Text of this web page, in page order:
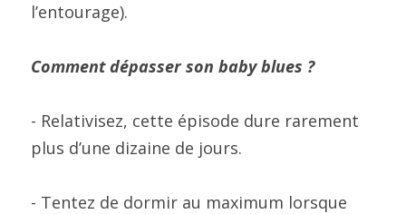
l’entourage).
Comment dépasser son baby blues ?
- Relativisez, cette épisode dure rarement
plus d’une dizaine de jours.
- Tentez de dormir au maximum lorsque